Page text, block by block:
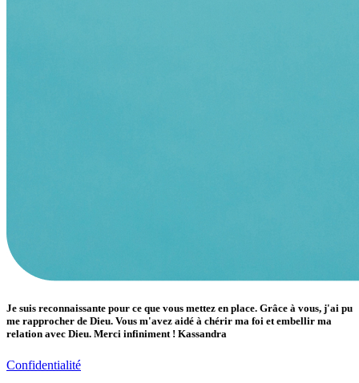
Je suis reconnaissante pour ce que vous mettez en place. Grâce à vous, j'ai pu
me rapprocher de Dieu. Vous m'avez aidé à chérir ma foi et embellir ma
relation avec Dieu. Merci infiniment ! Kassandra
Confidentialité